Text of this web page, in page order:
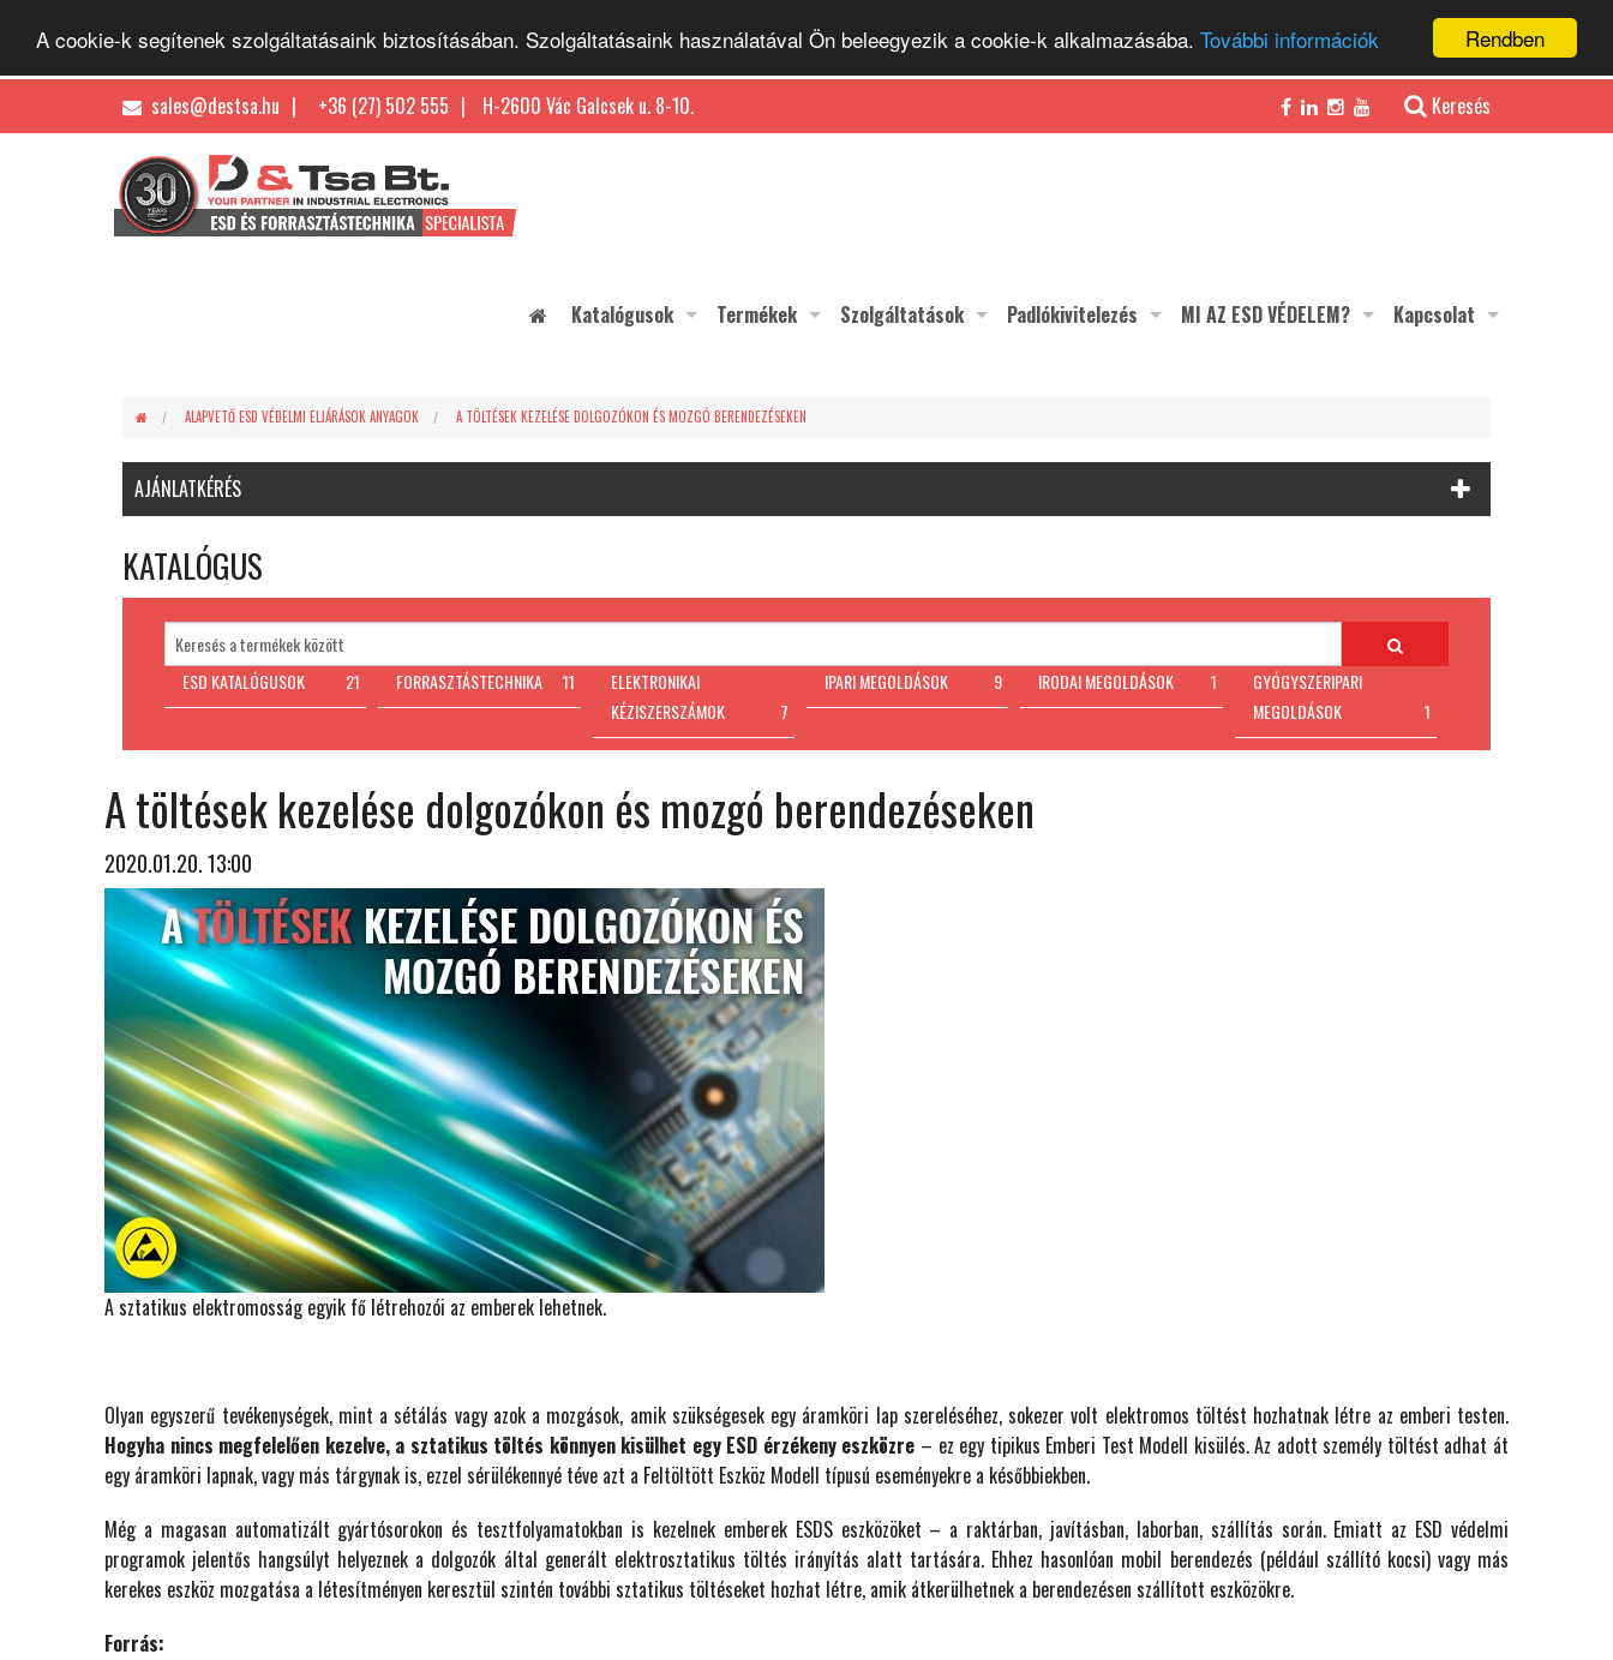
Rendben
A cookie-k segítenek szolgáltatásaink biztosításában. Szolgáltatásaink használatával Ön beleegyezik a cookie-k alkalmazásába. További információk
sales@destsa.hu +36 (27) 502 555 H-2600 Vác Galcsek u. 8-10. Keresés
Katalógusok Termékek Szolgáltatások Padlókivitelezés MI AZ ESD VÉDELEM? Kapcsolat
ALAPVETŐ ESD VÉDELMI ELJÁRÁSOK ANYAGOK A TÖLTÉSEK KEZELÉSE DOLGOZÓKON ÉS MOZGÓ BERENDEZÉSEKEN
AJÁNLATKÉRÉS
KATALÓGUS
ESD KATALÓGUSOK 21 FORRASZTÁSTECHNIKA 11
ELEKTRONIKAI
KÉZISZERSZÁMOK
7
IPARI MEGOLDÁSOK 9 IRODAI MEGOLDÁSOK 1
GYÓGYSZERIPARI
MEGOLDÁSOK
1
A töltések kezelése dolgozókon és mozgó berendezéseken
2020.01.20. 13:00
A sztatikus elektromosság egyik fő létrehozói az emberek lehetnek.
Olyan egyszerű tevékenységek, mint a sétálás vagy azok a mozgások, amik szükségesek egy áramköri lap szereléséhez, sokezer volt elektromos töltést hozhatnak létre az emberi testen.
Hogyha nincs megfelelően kezelve, a sztatikus töltés könnyen kisülhet egy ESD érzékeny eszközre – ez egy tipikus Emberi Test Modell kisülés. Az adott személy töltést adhat át
egy áramköri lapnak, vagy más tárgynak is, ezzel sérülékennyé téve azt a Feltöltött Eszköz Modell típusú eseményekre a későbbiekben.
Még a magasan automatizált gyártósorokon és tesztfolyamatokban is kezelnek emberek ESDS eszközöket – a raktárban, javításban, laborban, szállítás során. Emiatt az ESD védelmi
programok jelentős hangsúlyt helyeznek a dolgozók által generált elektrosztatikus töltés irányítás alatt tartására. Ehhez hasonlóan mobil berendezés (például szállító kocsi) vagy más
kerekes eszköz mozgatása a létesítményen keresztül szintén további sztatikus töltéseket hozhat létre, amik átkerülhetnek a berendezésen szállított eszközökre.
Forrás: